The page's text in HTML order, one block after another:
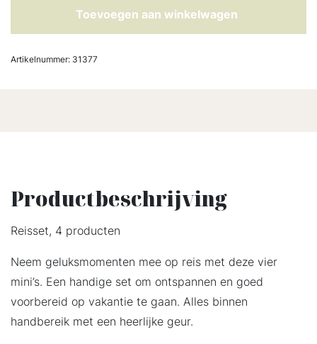
Toevoegen aan winkelwagen
Artikelnummer: 31377
Productbeschrijving
Reisset, 4 producten
Neem geluksmomenten mee op reis met deze vier
mini’s. Een handige set om ontspannen en goed
voorbereid op vakantie te gaan. Alles binnen
handbereik met een heerlijke geur.